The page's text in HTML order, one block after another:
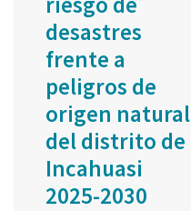
desastres
frente a
peligros de
origen natural
del distrito de
Incahuasi
2025-2030